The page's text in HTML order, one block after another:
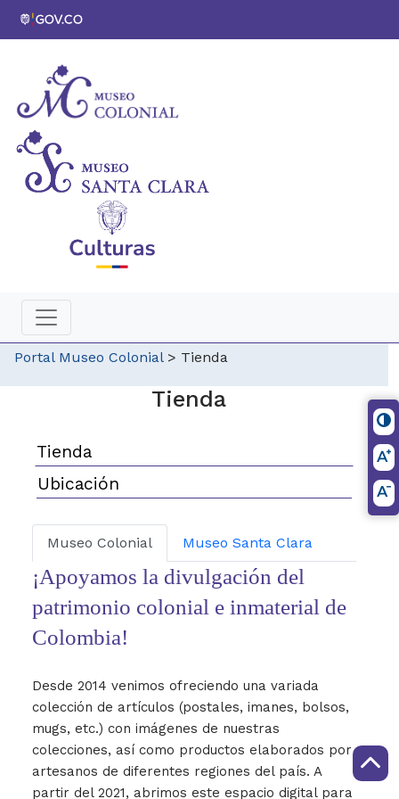
Portal Museo Colonial> Tienda
Tienda
Tienda
Ubicación
Museo Colonial Museo Santa Clara
¡Apoyamos la divulgación del
patrimonio colonial e inmaterial de
Colombia!
Desde 2014 venimos ofreciendo una variada
colección de artículos (postales, imanes, bolsos,
mugs, etc.) con imágenes de nuestras
colecciones, así como productos elaborados por
artesanos de diferentes regiones del país. A
partir del 2021, abrimos este espacio digital para